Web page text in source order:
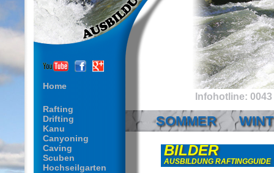
Home
Infohotline: 0043
Rafting
Drifting
Kanu
Canyoning
Caving
Scuben
Hochseilgarten
SOMMER
BILDER
AUSBILDUNG RAFTINGGUIDE